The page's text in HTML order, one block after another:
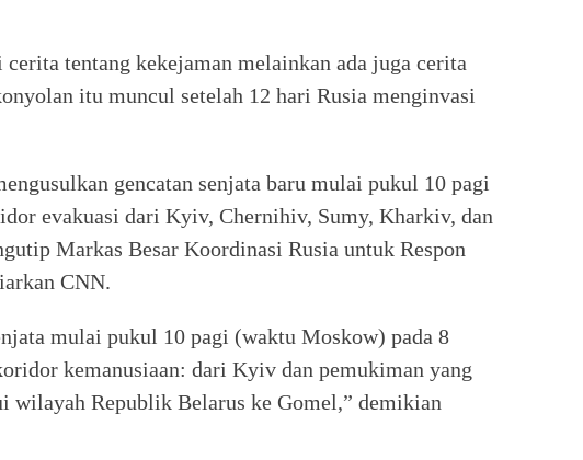
tentang kekejaman melainkan ada juga cerita
itu muncul setelah 12 hari Rusia menginvasi
gencatan senjata baru mulai pukul 10 pagi
evakuasi dari Kyiv, Chernihiv, Sumy, Kharkiv, dan
Markas Besar Koordinasi Rusia untuk Respon
CNN.
mulai pukul 10 pagi (waktu Moskow) pada 8
kemanusiaan: dari Kyiv dan pemukiman yang
wilayah Republik Belarus ke Gomel,” demikian